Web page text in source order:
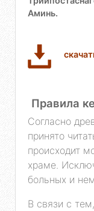
Аминь.
Правила
Согласно
принято
происходит
храме.
больных и
В связи с